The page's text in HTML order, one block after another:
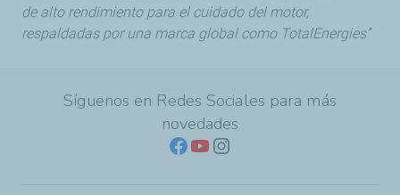
de alto rendimiento para el cuidado del motor,
respaldadas por una marca global como TotalEnergies”
Síguenos en Redes Sociales para más
novedades